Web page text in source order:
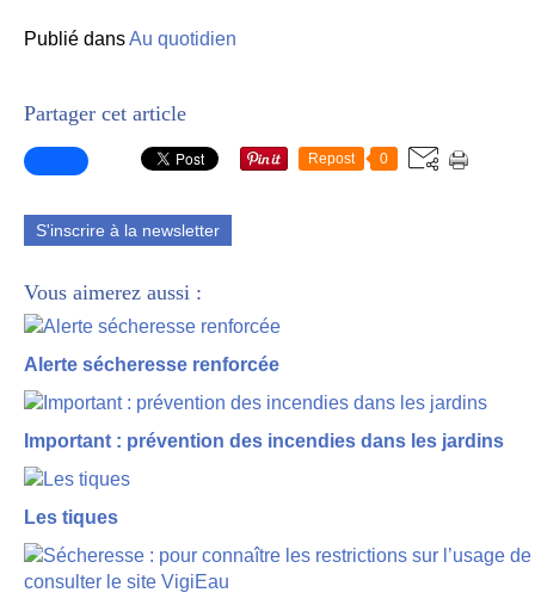
Publié dansAu quotidien
Partager cet article
Repost 0
S'inscrire à la newsletter
Vous aimerez aussi :
Alerte sécheresse renforcée
Important : prévention des incendies dans les jardins
Les tiques